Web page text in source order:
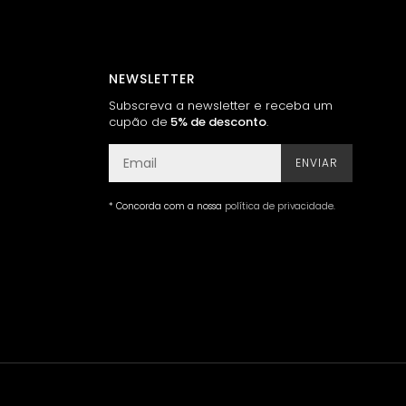
NEWSLETTER
Subscreva a newsletter e receba um
cupão de 5% de desconto.
ENVIAR
* Concorda com a nossa política de privacidade.